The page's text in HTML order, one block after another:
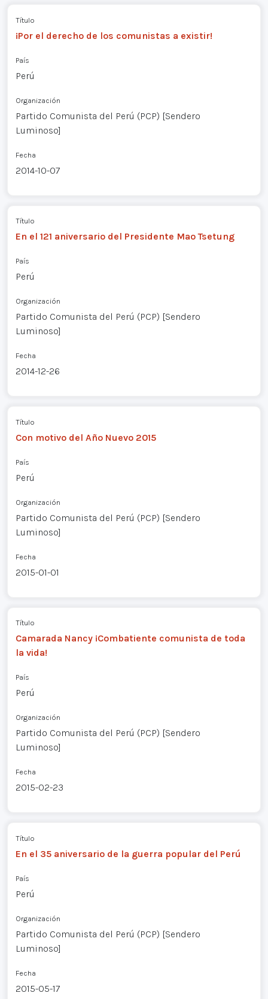
Título
¡Por el derecho de los comunistas a existir!
País
Perú
Organización
Partido Comunista del Perú (PCP) [Sendero
Luminoso]
Fecha
2014-10-07
Título
En el 121 aniversario del Presidente Mao Tsetung
País
Perú
Organización
Partido Comunista del Perú (PCP) [Sendero
Luminoso]
Fecha
2014-12-26
Título
Con motivo del Año Nuevo 2015
País
Perú
Organización
Partido Comunista del Perú (PCP) [Sendero
Luminoso]
Fecha
2015-01-01
Título
Camarada Nancy ¡Combatiente comunista de toda
la vida!
País
Perú
Organización
Partido Comunista del Perú (PCP) [Sendero
Luminoso]
Fecha
2015-02-23
Título
En el 35 aniversario de la guerra popular del Perú
País
Perú
Organización
Partido Comunista del Perú (PCP) [Sendero
Luminoso]
Fecha
2015-05-17